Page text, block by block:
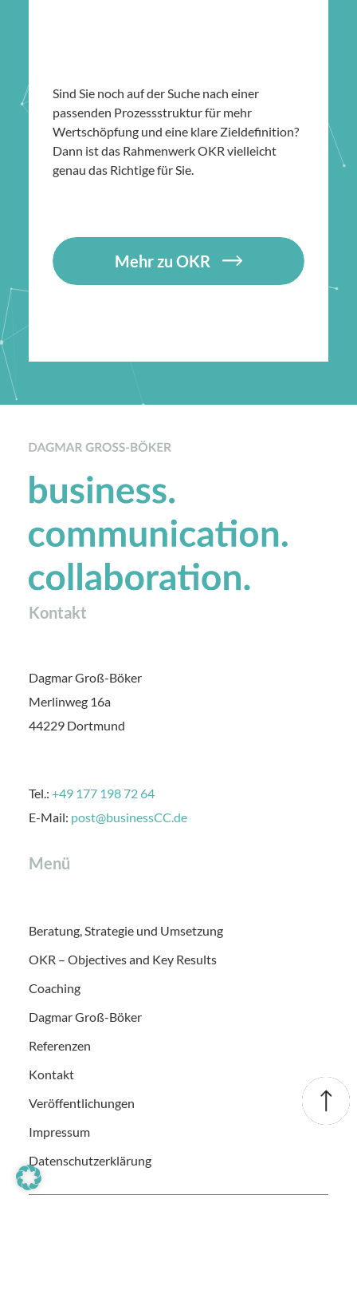
Sind Sie noch auf der Suche nach einer
passenden Prozessstruktur für mehr
Wertschöpfung und eine klare Zieldefinition?
Dann ist das Rahmenwerk OKR vielleicht
genau das Richtige für Sie.
Mehr zu OKR
Kontakt
Dagmar Groß-Böker
Merlinweg 16a
44229 Dortmund
Tel.: +49 177 198 72 64
E-Mail: post@businessCC.de
Menü
Beratung, Strategie und Umsetzung
OKR – Objectives and Key Results
Coaching
Dagmar Groß-Böker
Referenzen
Kontakt
Veröffentlichungen
Impressum
Datenschutzerklärung